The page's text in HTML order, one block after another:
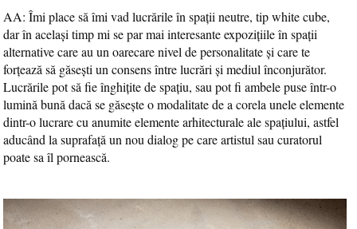
AA: Îmi place să îmi vad lucrările în spații neutre, tip white cube,
dar în același timp mi se par mai interesante expozițiile în spații
alternative care au un oarecare nivel de personalitate și care te
forțează să găsești un consens între lucrări și mediul înconjurător.
Lucrările pot să fie înghițite de spațiu, sau pot fi ambele puse într-o
lumină bună dacă se găsește o modalitate de a corela unele elemente
dintr-o lucrare cu anumite elemente arhitecturale ale spațiului, astfel
aducând la suprafață un nou dialog pe care artistul sau curatorul
poate sa îl pornească.